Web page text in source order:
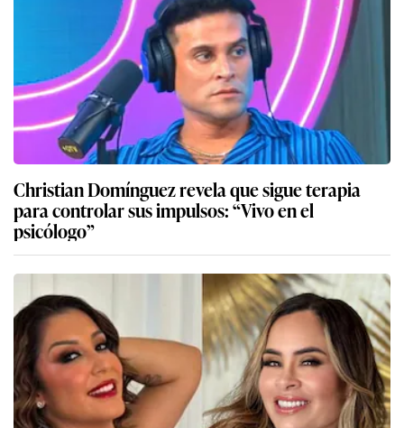
Christian Domínguez revela que sigue terapia
para controlar sus impulsos: “Vivo en el
psicólogo”